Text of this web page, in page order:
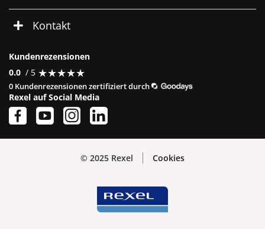
Kontakt
Kundenrezensionen
0.0 / 5 ★★★★★
★★★★★
0 Kundenrezensionen zertifiziert durch
Rexel auf Social Media
© 2025 Rexel Cookies